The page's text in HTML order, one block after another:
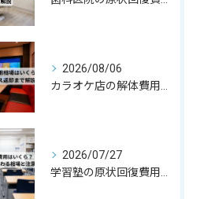
2026/08/06
2026/07/27